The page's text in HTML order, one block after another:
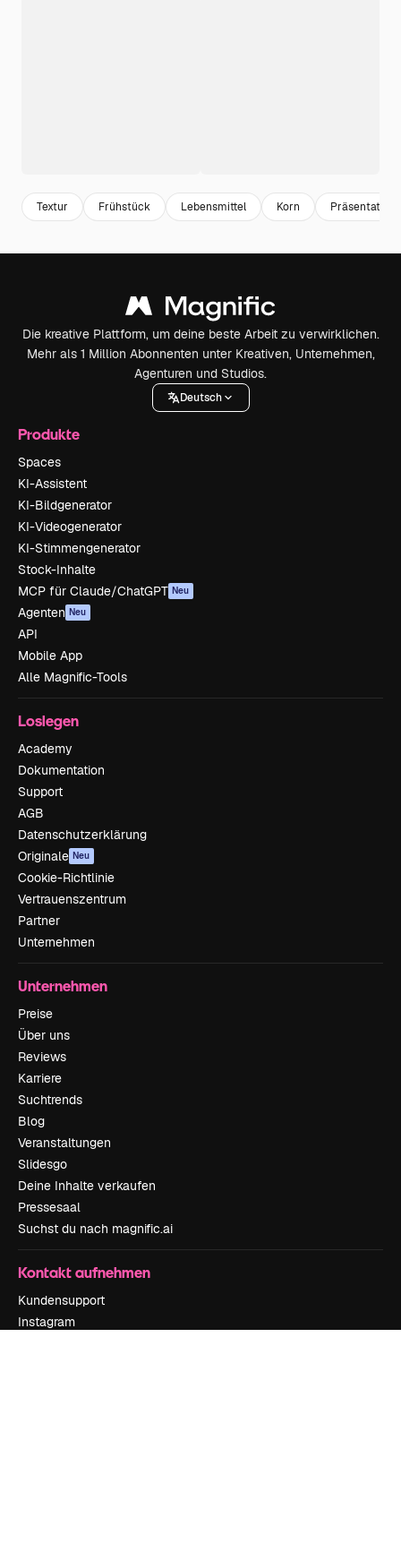
Textur Frühstück Lebensmittel Korn Präsentation
Die kreative Plattform, um deine beste Arbeit zu verwirklichen.
Mehr als 1 Million Abonnenten unter Kreativen, Unternehmen,
Agenturen und Studios.
Deutsch
Produkte
Spaces
KI-Assistent
KI-Bildgenerator
KI-Videogenerator
KI-Stimmengenerator
Stock-Inhalte
MCP für Claude/ChatGPT Neu
Agenten Neu
API
Mobile App
Alle Magnific-Tools
Loslegen
Academy
Dokumentation
Support
AGB
Datenschutzerklärung
Originale Neu
Cookie-Richtlinie
Vertrauenszentrum
Partner
Unternehmen
Unternehmen
Preise
Über uns
Reviews
Karriere
Suchtrends
Blog
Veranstaltungen
Slidesgo
Deine Inhalte verkaufen
Pressesaal
Suchst du nach magnific.ai
Kontakt aufnehmen
Kundensupport
Instagram